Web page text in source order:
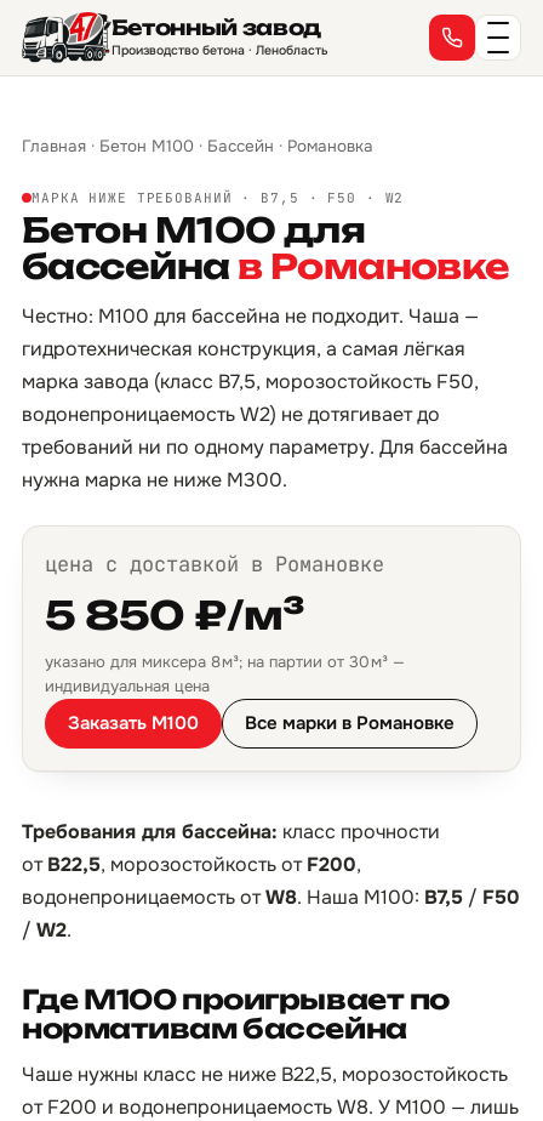
Бетонный завод
Производство бетона · Ленобласть
Главная · Бетон М100 · Бассейн · Романовка
МАРКА НИЖЕ ТРЕБОВАНИЙ · B7,5 · F50 · W2
Бетон М100 для
бассейна в Романовке
Честно: М100 для бассейна не подходит. Чаша —
гидротехническая конструкция, а самая лёгкая
марка завода (класс B7,5, морозостойкость F50,
водонепроницаемость W2) не дотягивает до
требований ни по одному параметру. Для бассейна
нужна марка не ниже М300.
цена с доставкой в Романовке
5 850 ₽/м³
указано для миксера 8 м³; на партии от 30 м³ —
индивидуальная цена
Заказать М100 Все марки в Романовке
Требования для бассейна: класс прочности
отB22,5, морозостойкость отF200,
водонепроницаемость отW8. Наша М100: B7,5 / F50
/ W2.
Где М100 проигрывает по
нормативам бассейна
Чаше нужны класс не ниже B22,5, морозостойкость
от F200 и водонепроницаемость W8. У М100 — лишь